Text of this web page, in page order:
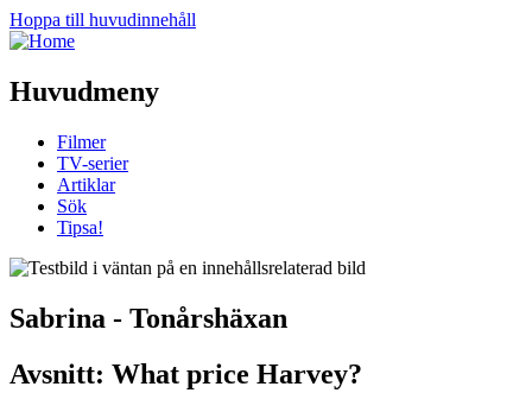
Hoppa till huvudinnehåll
Huvudmeny
Filmer
TV-serier
Artiklar
Sök
Tipsa!
Sabrina - Tonårshäxan
Avsnitt: What price Harvey?